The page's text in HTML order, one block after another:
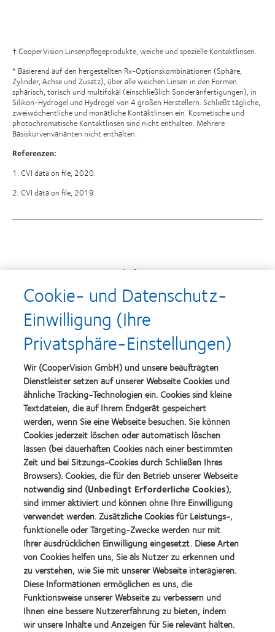
† CooperVision Linsenpflegeprodukte, weiche und spezielle Kontaktlinsen.
* Basierend auf den hergestellten Rx-Optionskombinationen (Sphäre,
Zylinder, Achse und Zusatz), über alle weichen Linsen in den Formen
sphärisch, torisch und multifokal (einschließlich Sonderanfertigungen), in
Silikon-Hydrogel und Hydrogel von 4 großen Herstellern. Schließt tägliche,
zweiwöchentliche und monatliche Kontaktlinsen ein. Kosmetische und
photochromatische Kontaktlinsen sind nicht enthalten. Mehrere
Basiskurvenvarianten nicht enthalten.
Referenzen:
1. CVI data on file, 2020.
2. CVI data on file, 2019.
Auszeichnungen
Learn
more
about
Top-
Arbeitgeber
more
about
Silmo
d’Or-
Preis
für
das
beste
Produkt
mit
MyDay™
(2013)
Learn
more
about
VDCO
Young
Förderer
Learn
more
about
Spectaris
Mitglied
Learn
more
about
2019
BCLA
Industry
Award
Winner
Learn
more
about
German
Innovation
Award'22
Unsere Produkte
Kontaktlinsentechnologie
Cookie- und Datenschutz-
Einwilligung (Ihre
Privatsphäre-Einstellungen)
Wir (CooperVision GmbH) und unsere beauftragten
Dienstleister setzen auf unserer Webseite Cookies und
ähnliche Tracking-Technologien ein. Cookies sind kleine
Textdateien, die auf Ihrem Endgerät gespeichert
werden, wenn Sie eine Webseite besuchen. Sie können
Cookies jederzeit löschen oder automatisch löschen
lassen (bei dauerhaften Cookies nach einer bestimmten
Zeit und bei Sitzungs-Cookies durch Schließen Ihres
Browsers). Cookies, die für den Betrieb unserer Webseite
notwendig sind (Unbedingt Erforderliche Cookies),
sind immer aktiviert und können ohne Ihre Einwilligung
verwendet werden. Zusätzliche Cookies für Leistungs-,
funktionelle oder Targeting-Zwecke werden nur mit
Ihrer ausdrücklichen Einwilligung eingesetzt. Diese Arten
von Cookies helfen uns, Sie als Nutzer zu erkennen und
zu verstehen, wie Sie mit unserer Webseite interagieren.
Diese Informationen ermöglichen es uns, die
Funktionsweise unserer Webseite zu verbessern und
Ihnen eine bessere Nutzererfahrung zu bieten, indem
wir unsere Inhalte und Anzeigen für Sie relevant halten.